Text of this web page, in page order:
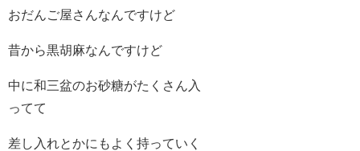
おだんご屋さんなんですけど
昔から黒胡麻なんですけど
中に和三盆のお砂糖がたくさん入
ってて
差し入れとかにもよく持っていく